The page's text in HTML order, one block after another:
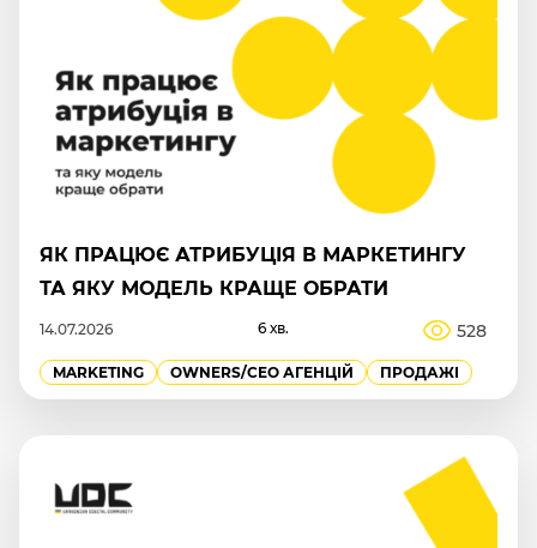
ЯК ПРАЦЮЄ АТРИБУЦІЯ В МАРКЕТИНГУ
ТА ЯКУ МОДЕЛЬ КРАЩЕ ОБРАТИ
14.07.2026 6 хв. 528
MARKETING OWNERS/СEO АГЕНЦІЙ ПРОДАЖІ